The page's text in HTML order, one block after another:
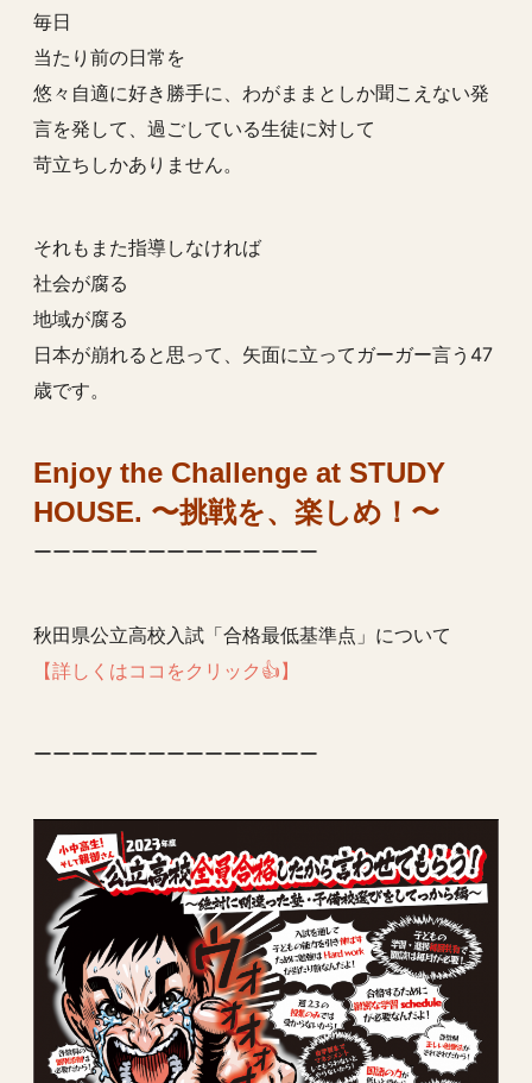
毎日
当たり前の日常を
悠々自適に好き勝手に、わがままとしか聞こえない発
言を発して、過ごしている生徒に対して
苛立ちしかありません。
それもまた指導しなければ
社会が腐る
地域が腐る
日本が崩れると思って、矢面に立ってガーガー言う47
歳です。
Enjoy the Challenge at STUDY
HOUSE. 〜挑戦を、楽しめ！〜
ーーーーーーーーーーーーーーー
秋田県公立高校入試「合格最低基準点」について
【詳しくはココをクリック👍】
ーーーーーーーーーーーーーーー